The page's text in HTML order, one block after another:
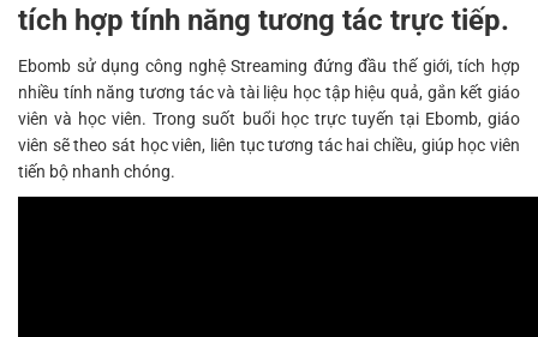
tích hợp tính năng tương tác trực tiếp.
Ebomb sử dụng công nghệ Streaming đứng đầu thế giới, tích hợp
nhiều tính năng tương tác và tài liệu học tập hiệu quả, gắn kết giáo
viên và học viên. Trong suốt buổi học trực tuyến tại Ebomb, giáo
viên sẽ theo sát học viên, liên tục tương tác hai chiều, giúp học viên
tiến bộ nhanh chóng.